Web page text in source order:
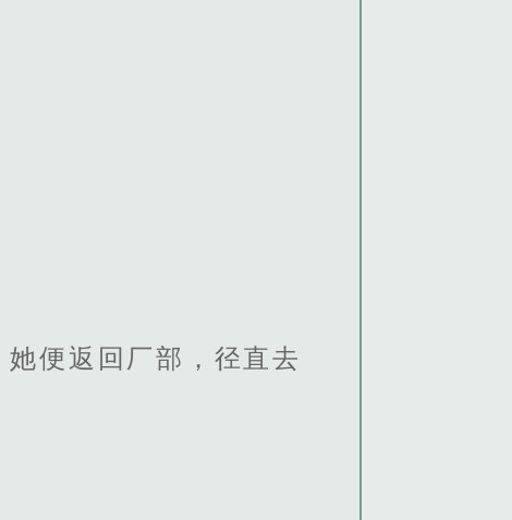
便返回厂部，径直去